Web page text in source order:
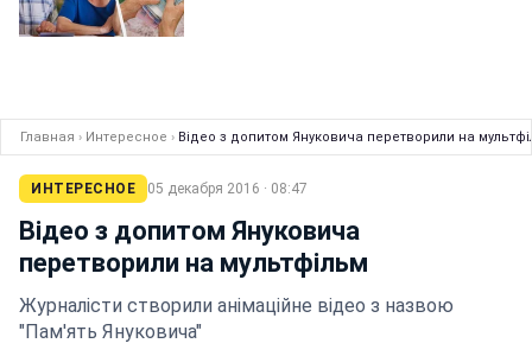
Главная › Интересное › Відео з допитом Януковича перетворили на
ИНТЕРЕСНОЕ 05 декабря 2016 · 08:47
Відео з допитом Януковича
перетворили на мультфільм
Журналісти створили анімаційне відео з назвою
"Пам'ять Януковича"